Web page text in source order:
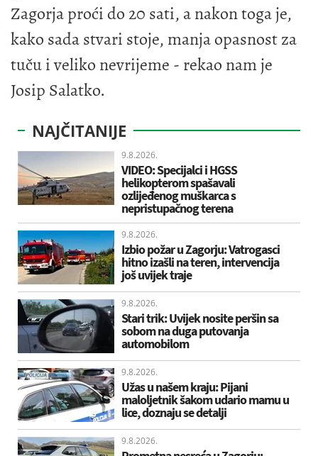
Zagorja proći do 20 sati, a nakon toga je,
kako sada stvari stoje, manja opasnost za
tuču i veliko nevrijeme - rekao nam je
Josip Salatko.
NAJČITANIJE
9.8.2026.
VIDEO: Specijalci i HGSS
helikopterom spašavali
ozlijeđenog muškarca s
nepristupačnog terena
9.8.2026.
Izbio požar u Zagorju: Vatrogasci
hitno izašli na teren, intervencija
još uvijek traje
9.8.2026.
Stari trik: Uvijek nosite peršin sa
sobom na duga putovanja
automobilom
9.8.2026.
Užas u našem kraju: Pijani
maloljetnik šakom udario mamu u
lice, doznaju se detalji
9.8.2026.